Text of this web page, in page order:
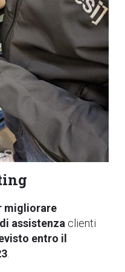
migliorare
assistenza clienti
entro il
.